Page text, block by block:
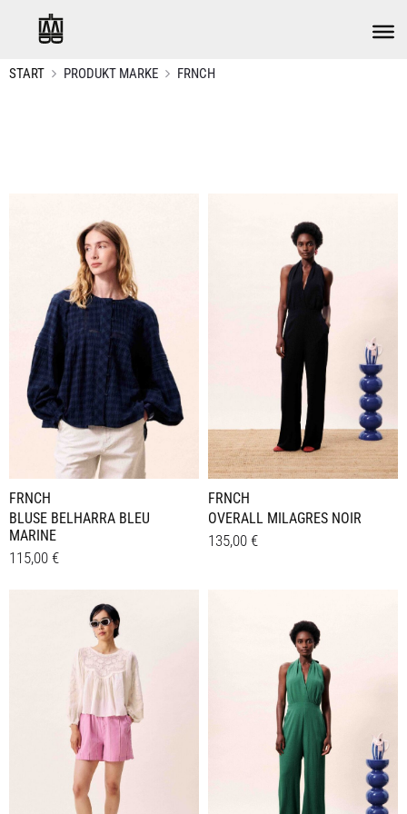
START PRODUKT MARKE FRNCH
FRNCH
BLUSE BELHARRA BLEU
MARINE
115,00 €
Produkt
mehrere
Varianten
Optionen
können
FRNCH
OVERALL MILAGRES NOIR
135,00 €
mehrere
Varianten
Optionen
können
Produktseite